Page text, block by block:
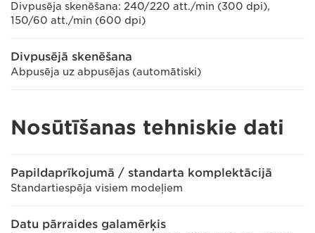
Divpusēja skenēšana: 240/220 att./min (300 dpi),
150/60 att./min (600 dpi)
Divpusējā skenēšana
Abpusēja uz abpusējas (automātiski)
Nosūtīšanas tehniskie dati
Papildaprīkojumā / standarta komplektācijā
Standartiespēja visiem modeļiem
Datu pārraides galamērķis